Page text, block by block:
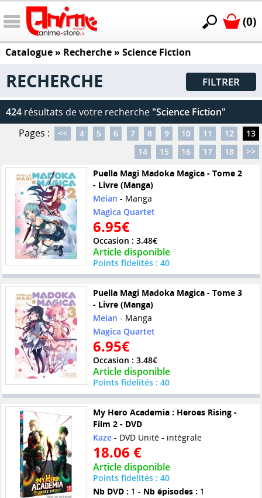
(0)
Catalogue» Recherche » Science Fiction
RECHERCHE FILTRER
424 résultats de votre recherche "Science Fiction"
Pages :
<< 4 5 6 7 8 9 10 11 12
13
14
15 16 17 18
>>
Puella Magi Madoka Magica - Tome 2
- Livre (Manga)
Meian - Manga
Magica Quartet
6.95€
Occasion : 3.48€
Article disponible
Points fidelités : 40
Puella Magi Madoka Magica - Tome 3
- Livre (Manga)
Meian - Manga
Magica Quartet
6.95€
Occasion : 3.48€
Article disponible
Points fidelités : 40
My Hero Academia : Heroes Rising -
Film 2 - DVD
Kaze- DVD Unité - intégrale
18.06 €
Article disponible
Points fidelités : 40
Nb DVD : 1 - Nb épisodes : 1